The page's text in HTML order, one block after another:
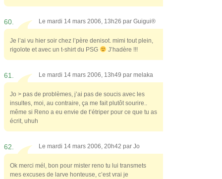
60. Le mardi 14 mars 2006, 13h26 par Guigui®
Je l’ai vu hier soir chez l’père denisot. mimi tout plein,
rigolote et avec un t-shirt du PSG
J’hadère !!!
61. Le mardi 14 mars 2006, 13h49 par melaka
Jo > pas de problèmes, j’ai pas de soucis avec les
insultes, moi, au contraire, ça me fait plutôt sourire..
même si Reno a eu envie de t’étriper pour ce que tu as
écrit, uhuh
62. Le mardi 14 mars 2006, 20h42 par Jo
Ok merci mél, bon pour mister reno tu lui transmets
mes excuses de larve honteuse, c’est vrai je